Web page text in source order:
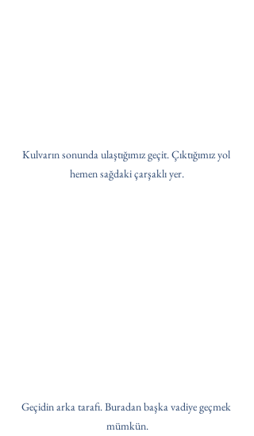
Kulvarın sonunda ulaştığımız geçit. Çıktığımız yol
hemen sağdaki çarşaklı yer.
Geçidin arka tarafı. Buradan başka vadiye geçmek
mümkün.